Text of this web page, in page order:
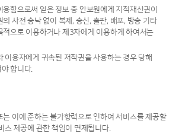
함으로써 얻은 정보 중 안보원에게 지적재산권이
사전 승낙 없이 복제, 송신, 출판, 배포, 방송 기타
적으로 이용하거나 제3자에게 이용하게 하여서는
이용자에게 귀속된 저작권을 사용하는 경우 당해
합니다.
는 이에 준하는 불가항력으로 인하여 서비스를 제공할
스 제공에 관한 책임이 면제됩니다.